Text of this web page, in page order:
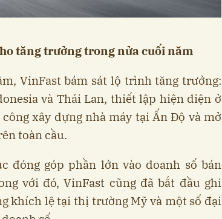
tăng trưởng trong nửa cuối năm
VinFast bám sát lộ trình tăng trưởng:
và Thái Lan, thiết lập hiện diện ở
xây dựng nhà máy tại Ấn Độ và mở
toàn cầu.
đóng góp phần lớn vào doanh số bán
với đó, VinFast cũng đã bắt đầu ghi
khích lệ tại thị trường Mỹ và một số đại